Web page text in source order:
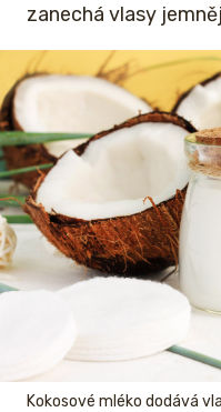
zanechá vlasy
Kokosové mléko dodává